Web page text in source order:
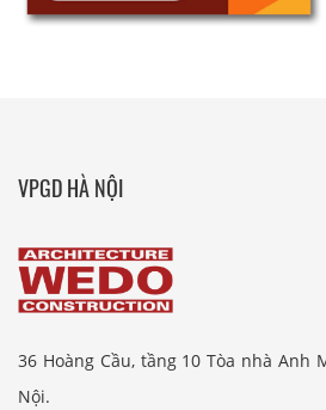
VPGD HÀ NỘI
36 Hoàng Cầu, tầng 10 Tòa nhà Anh
Nội.